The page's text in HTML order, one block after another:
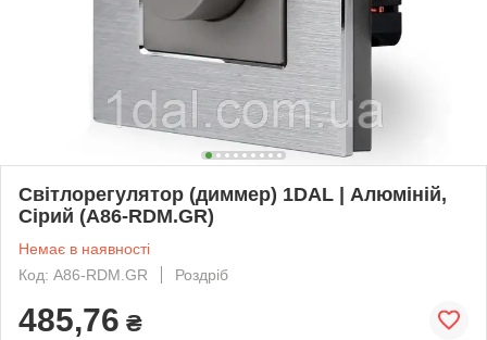
Світлорегулятор (диммер) 1DAL | Алюміній,
Сірий (A86-RDM.GR)
Немає в наявності
Код: A86-RDM.GR
Роздріб
485,76 ₴